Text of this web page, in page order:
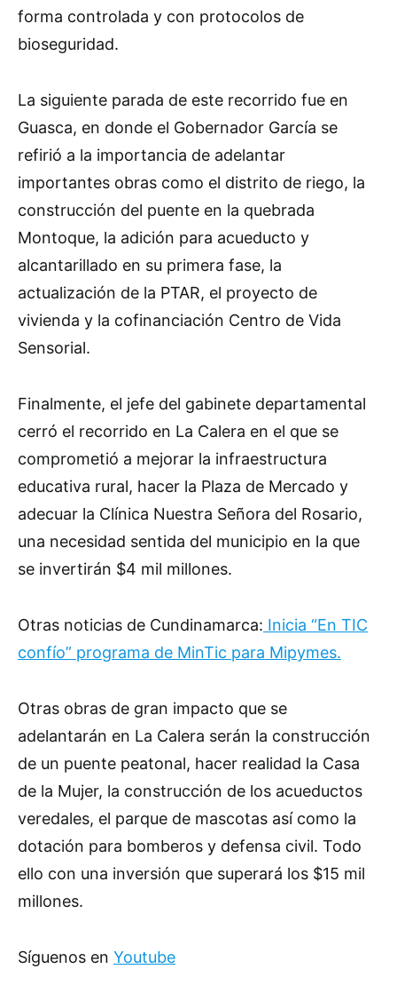
forma controlada y con protocolos de
bioseguridad.
La siguiente parada de este recorrido fue en
Guasca, en donde el Gobernador García se
refirió a la importancia de adelantar
importantes obras como el distrito de riego, la
construcción del puente en la quebrada
Montoque, la adición para acueducto y
alcantarillado en su primera fase, la
actualización de la PTAR, el proyecto de
vivienda y la cofinanciación Centro de Vida
Sensorial.
Finalmente, el jefe del gabinete departamental
cerró el recorrido en La Calera en el que se
comprometió a mejorar la infraestructura
educativa rural, hacer la Plaza de Mercado y
adecuar la Clínica Nuestra Señora del Rosario,
una necesidad sentida del municipio en la que
se invertirán $4 mil millones.
Otras noticias de Cundinamarca: Inicia “En TIC
confío” programa de MinTic para Mipymes.
Otras obras de gran impacto que se
adelantarán en La Calera serán la construcción
de un puente peatonal, hacer realidad la Casa
de la Mujer, la construcción de los acueductos
veredales, el parque de mascotas así como la
dotación para bomberos y defensa civil. Todo
ello con una inversión que superará los $15 mil
millones.
Síguenos en Youtube